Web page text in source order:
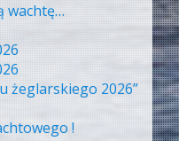
wachtę…
żeglarskiego 2026”
!